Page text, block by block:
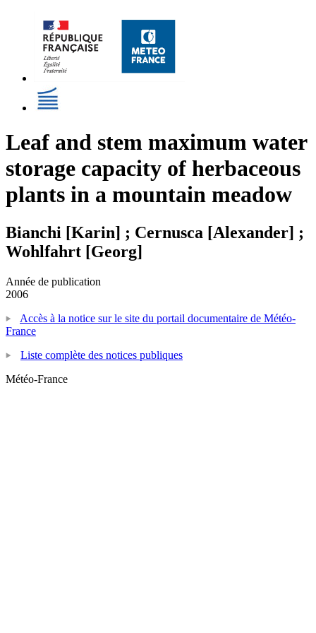
Leaf and stem maximum water
storage capacity of herbaceous
plants in a mountain meadow
Bianchi [Karin] ; Cernusca [Alexander] ;
Wohlfahrt [Georg]
Année de publication
2006
Accès à la notice sur le site du portail documentaire de Météo-
France
Liste complète des notices publiques
Météo-France